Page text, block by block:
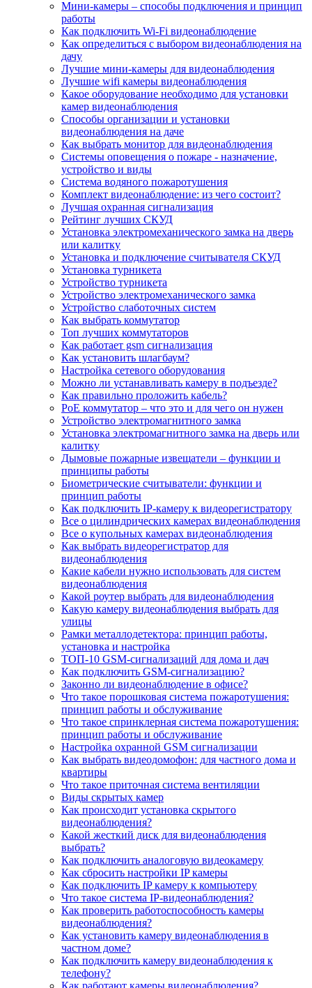
Мини-камеры – способы подключения и принцип
работы
Как подключить Wi-Fi видеонаблюдение
Как определиться с выбором видеонаблюдения на
дачу
Лучшие мини-камеры для видеонаблюдения
Лучшие wifi камеры видеонаблюдения
Какое оборудование необходимо для установки
камер видеонаблюдения
Способы организации и установки
видеонаблюдения на даче
Как выбрать монитор для видеонаблюдения
Системы оповещения о пожаре - назначение,
устройство и виды
Система водяного пожаротушения
Комплект видеонаблюдение: из чего состоит?
Лучшая охранная сигнализация
Рейтинг лучших СКУД
Установка электромеханического замка на дверь
или калитку
Установка и подключение считывателя СКУД
Установка турникета
Устройство турникета
Устройство электромеханического замка
Устройство слаботочных систем
Как выбрать коммутатор
Топ лучших коммутаторов
Как работает gsm сигнализация
Как установить шлагбаум?
Настройка сетевого оборудования
Можно ли устанавливать камеру в подъезде?
Как правильно проложить кабель?
PoE коммутатор – что это и для чего он нужен
Устройство электромагнитного замка
Установка электромагнитного замка на дверь или
калитку
Дымовые пожарные извещатели – функции и
принципы работы
Биометрические считыватели: функции и
принцип работы
Как подключить IP-камеру к видеорегистратору
Все о цилиндрических камерах видеонаблюдения
Все о купольных камерах видеонаблюдения
Как выбрать видеорегистратор для
видеонаблюдения
Какие кабели нужно использовать для систем
видеонаблюдения
Какой роутер выбрать для видеонаблюдения
Какую камеру видеонаблюдения выбрать для
улицы
Рамки металлодетектора: принцип работы,
установка и настройка
ТОП-10 GSM-сигнализаций для дома и дач
Как подключить GSM-сигнализацию?
Законно ли видеонаблюдение в офисе?
Что такое порошковая система пожаротушения:
принцип работы и обслуживание
Что такое спринклерная система пожаротушения:
принцип работы и обслуживание
Настройка охранной GSM сигнализации
Как выбрать видеодомофон: для частного дома и
квартиры
Что такое приточная система вентиляции
Виды скрытых камер
Как происходит установка скрытого
видеонаблюдения?
Какой жесткий диск для видеонаблюдения
выбрать?
Как подключить аналоговую видеокамеру
Как сбросить настройки IP камеры
Как подключить IP камеру к компьютеру
Что такое система IP-видеонаблюдения?
Как проверить работоспособность камеры
видеонаблюдения?
Как установить камеру видеонаблюдения в
частном доме?
Как подключить камеру видеонаблюдения к
телефону?
Как работают камеры видеонаблюдения?